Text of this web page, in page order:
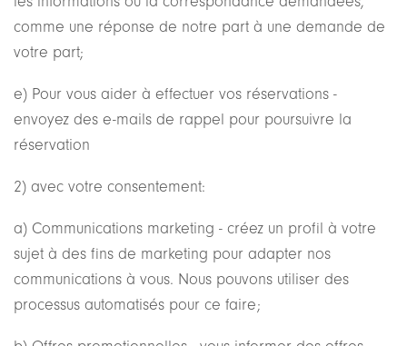
comme une réponse de notre part à une demande de
votre part;
e) Pour vous aider à effectuer vos réservations -
envoyez des e-mails de rappel pour poursuivre la
réservation
2) avec votre consentement:
a) Communications marketing - créez un profil à votre
sujet à des fins de marketing pour adapter nos
communications à vous. Nous pouvons utiliser des
processus automatisés pour ce faire;